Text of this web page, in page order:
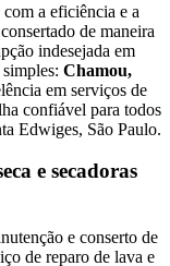
a eficiência e a
de maneira
indesejada em
Chamou,
em serviços de
confiável para todos
Edwiges, São Paulo.
e secadoras
e conserto de
de reparo de lava e